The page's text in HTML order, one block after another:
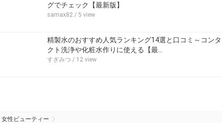
グでチェック【最新版】
samax82 / 5 view
精製水のおすすめ人気ランキング14選と口コミ～コンタ
クト洗浄や化粧水作りに使える【最…
すぎみつ / 12 view
女性ビューティー